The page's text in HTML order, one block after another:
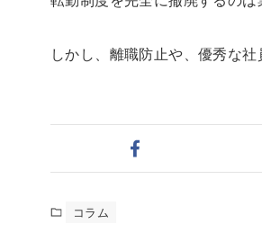
しかし、離職防止や、優秀な
コラム